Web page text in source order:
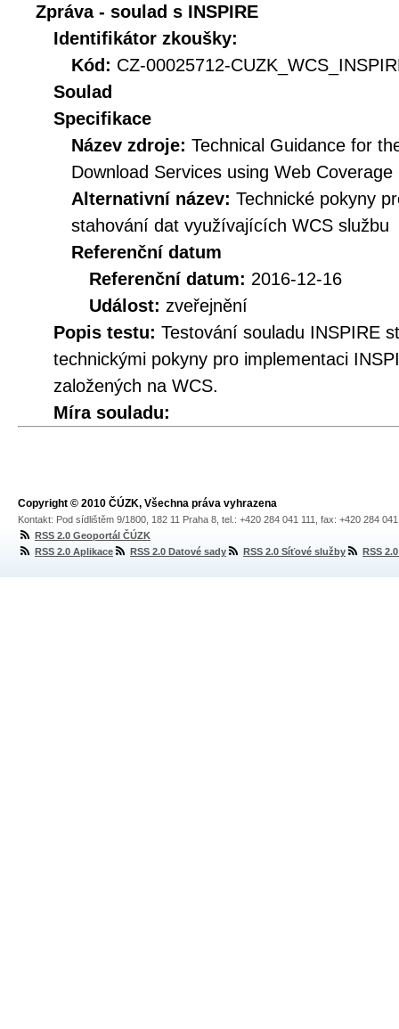
Zpráva - soulad s INSPIRE
Identifikátor zkoušky:
Kód: CZ-00025712-
Soulad
Specifikace
Název zdroje: Technical Guidance for
Download Services using Web
Alternativní název: Technické pokyny
stahování dat využívajících WCS službu
Referenční datum
Referenční datum: 2016-12-16
Událost: zveřejnění
Popis testu: Testování souladu INSPIRE
technickými pokyny pro implementaci
založených na WCS.
Míra souladu:
Copyright © 2010 ČÚZK, Všechna práva vyhrazena
Kontakt: Pod sídlištěm 9/1800, 182 11 Praha 8, tel.: +420 284 041 111, fax: +420 284
RSS 2.0 Geoportál ČÚZK
RSS 2.0 Aplikace
RSS 2.0 Datové sady RSS 2.0 Síťové služby RSS